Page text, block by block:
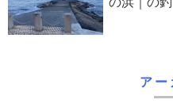
アー